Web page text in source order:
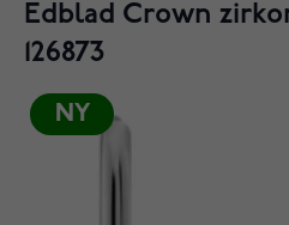
Edblad Crown
126873
NY